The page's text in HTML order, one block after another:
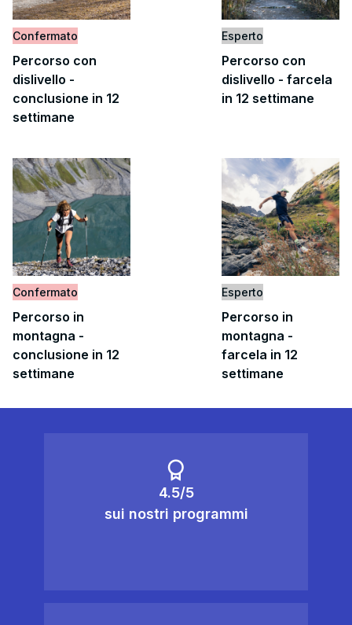
Confermato
Percorso con
dislivello -
conclusione in 12
settimane
Esperto
Percorso con
dislivello - farcela
in 12 settimane
Confermato
Percorso in
montagna -
conclusione in 12
settimane
Esperto
Percorso in
montagna -
farcela in 12
settimane
4.5/5
sui nostri programmi